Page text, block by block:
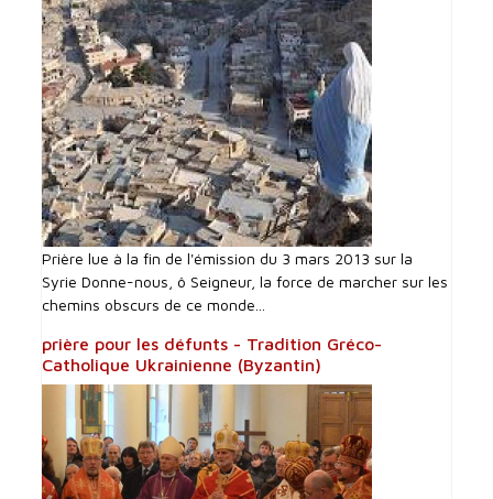
Prière lue à la fin de l'émission du 3 mars 2013 sur la
Syrie Donne-nous, ô Seigneur, la force de marcher sur les
chemins obscurs de ce monde...
prière pour les défunts - Tradition Gréco-
Catholique Ukrainienne (Byzantin)